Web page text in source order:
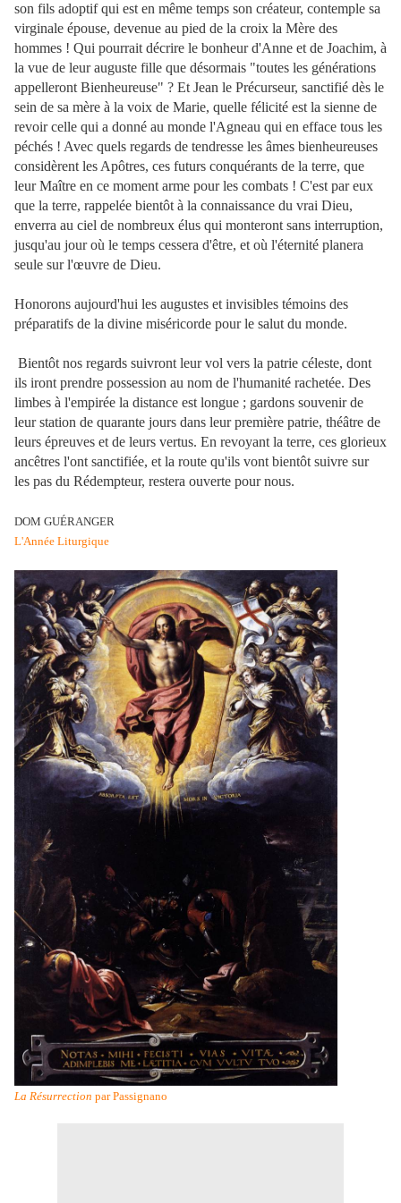
son fils adoptif qui est en même temps son créateur, contemple sa
virginale épouse, devenue au pied de la croix la Mère des
hommes ! Qui pourrait décrire le bonheur d'Anne et de Joachim, à
la vue de leur auguste fille que désormais "toutes les générations
appelleront Bienheureuse" ? Et Jean le Précurseur, sanctifié dès le
sein de sa mère à la voix de Marie, quelle félicité est la sienne de
revoir celle qui a donné au monde l'Agneau qui en efface tous les
péchés ! Avec quels regards de tendresse les âmes bienheureuses
considèrent les Apôtres, ces futurs conquérants de la terre, que
leur Maître en ce moment arme pour les combats ! C'est par eux
que la terre, rappelée bientôt à la connaissance du vrai Dieu,
enverra au ciel de nombreux élus qui monteront sans interruption,
jusqu'au jour où le temps cessera d'être, et où l'éternité planera
seule sur l'œuvre de Dieu.
Honorons aujourd'hui les augustes et invisibles témoins des
préparatifs de la divine miséricorde pour le salut du monde.
Bientôt nos regards suivront leur vol vers la patrie céleste, dont
ils iront prendre possession au nom de l'humanité rachetée. Des
limbes à l'empirée la distance est longue ; gardons souvenir de
leur station de quarante jours dans leur première patrie, théâtre de
leurs épreuves et de leurs vertus. En revoyant la terre, ces glorieux
ancêtres l'ont sanctifiée, et la route qu'ils vont bientôt suivre sur
les pas du Rédempteur, restera ouverte pour nous.
DOM GUÉRANGER
L'Année Liturgique
La Résurrection par Passignano